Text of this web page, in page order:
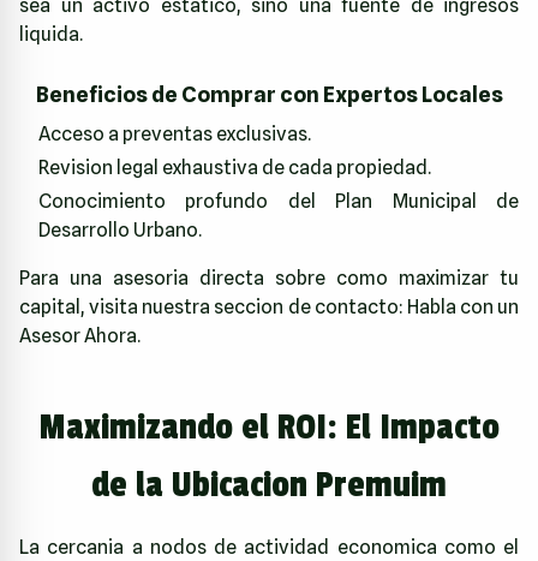
sea un activo estatico, sino una fuente de ingresos
liquida.
Beneficios de Comprar con Expertos Locales
Acceso a preventas exclusivas.
Revision legal exhaustiva de cada propiedad.
Conocimiento profundo del Plan Municipal de
Desarrollo Urbano.
Para una asesoria directa sobre como maximizar tu
capital, visita nuestra seccion de contacto: Habla con un
Asesor Ahora.
Maximizando el ROI: El Impacto
de la Ubicacion Premuim
La cercania a nodos de actividad economica como el